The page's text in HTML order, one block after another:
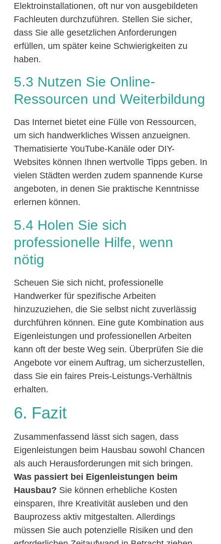
Elektroinstallationen, oft nur von ausgebildeten
Fachleuten durchzuführen. Stellen Sie sicher,
dass Sie alle gesetzlichen Anforderungen
erfüllen, um später keine Schwierigkeiten zu
haben.
5.3 Nutzen Sie Online-
Ressourcen und Weiterbildung
Das Internet bietet eine Fülle von Ressourcen,
um sich handwerkliches Wissen anzueignen.
Thematisierte YouTube-Kanäle oder DIY-
Websites können Ihnen wertvolle Tipps geben. In
vielen Städten werden zudem spannende Kurse
angeboten, in denen Sie praktische Kenntnisse
erlernen können.
5.4 Holen Sie sich
professionelle Hilfe, wenn
nötig
Scheuen Sie sich nicht, professionelle
Handwerker für spezifische Arbeiten
hinzuzuziehen, die Sie selbst nicht zuverlässig
durchführen können. Eine gute Kombination aus
Eigenleistungen und professionellen Arbeiten
kann oft der beste Weg sein. Überprüfen Sie die
Angebote vor einem Auftrag, um sicherzustellen,
dass Sie ein faires Preis-Leistungs-Verhältnis
erhalten.
6. Fazit
Zusammenfassend lässt sich sagen, dass
Eigenleistungen beim Hausbau sowohl Chancen
als auch Herausforderungen mit sich bringen.
Was passiert bei Eigenleistungen beim
Hausbau? Sie können erhebliche Kosten
einsparen, Ihre Kreativität ausleben und den
Bauprozess aktiv mitgestalten. Allerdings
müssen Sie auch potenzielle Risiken und den